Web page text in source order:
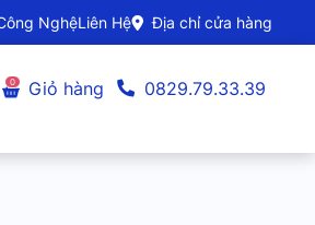
NghệLiên Hệ Địa chỉ cửa hàng
0 Giỏ hàng 0829.79.33.39